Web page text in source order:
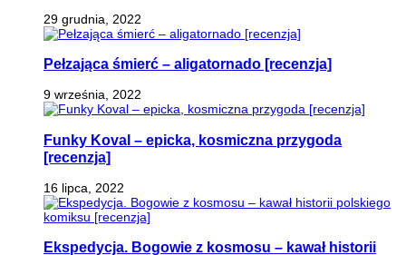
29 grudnia, 2022
Pełzająca śmierć – aligatornado [recenzja]
9 września, 2022
Funky Koval – epicka, kosmiczna przygoda
[recenzja]
16 lipca, 2022
Ekspedycja. Bogowie z kosmosu – kawał historii